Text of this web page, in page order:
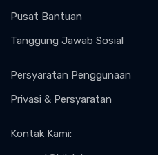
Pusat Bantuan
Tanggung Jawab Sosial
Persyaratan Penggunaan
Privasi & Persyaratan
Kontak Kami: